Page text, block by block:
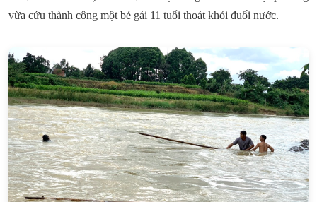
vừa cứu thành công một bé gái 11 tuổi thoát khỏi đuối nước.